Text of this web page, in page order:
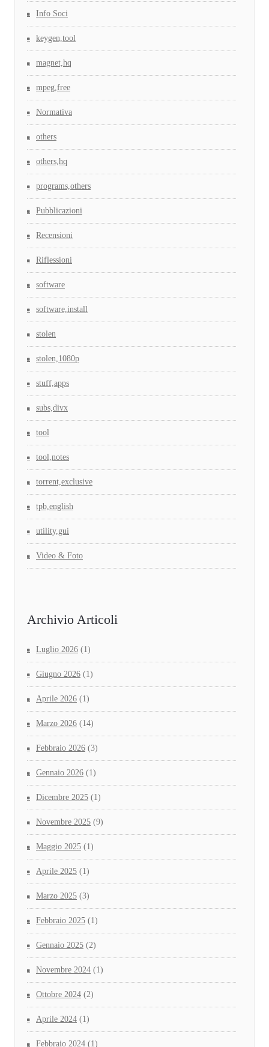
Info Soci
keygen,tool
magnet,hq
mpeg,free
Normativa
others
others,hq
programs,others
Pubblicazioni
Recensioni
Riflessioni
software
software,install
stolen
stolen,1080p
stuff,apps
subs,divx
tool
tool,notes
torrent,exclusive
tpb,english
utility,gui
Video & Foto
Archivio Articoli
Luglio 2026 (1)
Giugno 2026 (1)
Aprile 2026 (1)
Marzo 2026 (14)
Febbraio 2026 (3)
Gennaio 2026 (1)
Dicembre 2025 (1)
Novembre 2025 (9)
Maggio 2025 (1)
Aprile 2025 (1)
Marzo 2025 (3)
Febbraio 2025 (1)
Gennaio 2025 (2)
Novembre 2024 (1)
Ottobre 2024 (2)
Aprile 2024 (1)
Febbraio 2024 (1)